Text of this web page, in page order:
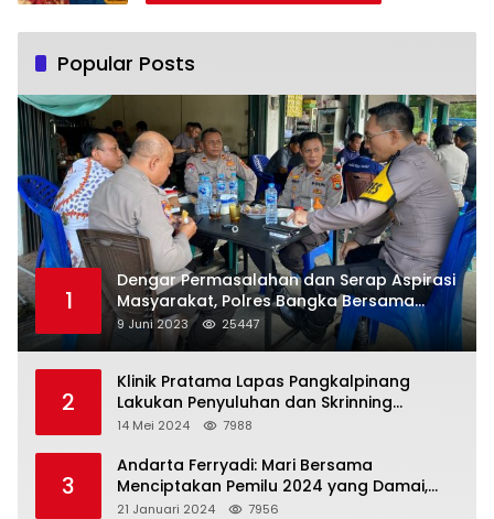
Popular Posts
1
Dengar Permasalahan dan Serap Aspirasi
Masyarakat, Polres Bangka Bersama
Polsek Pemali Rutin Gelar Jumat Curhat
9 Juni 2023 25447
2
Klinik Pratama Lapas Pangkalpinang
Lakukan Penyuluhan dan Skrinning
Kesehatan Jiwa Bagi Warga Binaan
14 Mei 2024 7988
3
Andarta Ferryadi: Mari Bersama
Menciptakan Pemilu 2024 yang Damai,
Jujur dan Adil.
21 Januari 2024 7956